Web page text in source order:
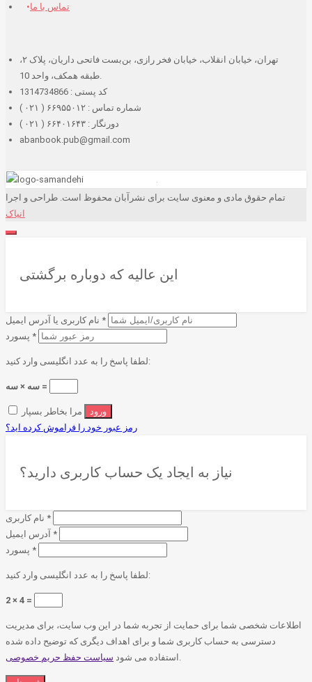
تماس با ما
تهران، خیابان انقلاب، خیابان فخر رازی، بن‌بست فاتحی داریان، پلاک ۲،
کد پستی : 1314734866
شماره تماس : ۶۶۹۵۵۰۱۲ ( ۰۲۱ )
دورنگار : ۶۶۴۰۱۶۴۳ ( ۰۲۱ )
abanbook.pub@gmail.com
تمام حقوق مادی و معنوی سایت برای نشرآبان محفوظ است. طراحی و اجرا
انیاک
این عالیه که دوباره برگشتی
*
*
لطفا پاسخ را به عدد انگلیسی وارد کنید:
سه × سه =
رمز عبور خود را فراموش کرده اید؟
نیاز به ایجاد یک حساب کاربری دارید؟
*
*
*
لطفا پاسخ را به عدد انگلیسی وارد کنید:
2 × 4 =
اطلاعات شخصی شما برای حمایت از تجربه شما در این وب سایت، برای مدیریت
دسترسی به حساب کاربری شما و برای اهداف دیگری که توضیح داده شده
استفاده می شود سیاست حفظ حریم خصوصی .